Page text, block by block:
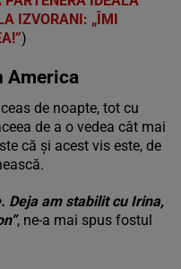
IZVORANI: „ÎMI
)
America
de noapte, tot cu
de a o vedea cât mai
că și acest vis este, de
Deja am stabilit cu Irina,
, ne-a mai spus fostul